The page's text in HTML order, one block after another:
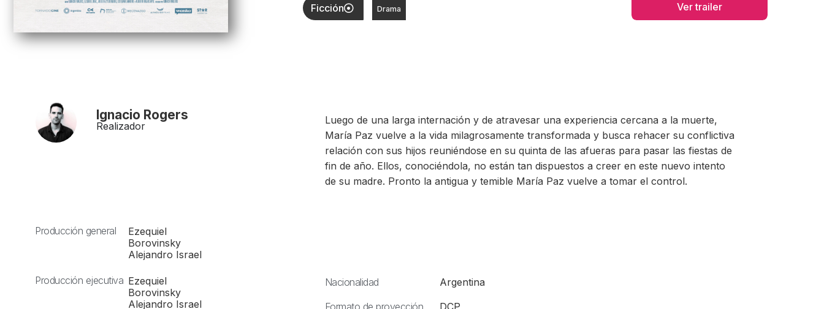
Ficción Drama Ver trailer
Ignacio Rogers
Realizador
Producción general
Ezequiel
Borovinsky
Alejandro Israel
Producción ejecutiva Ezequiel
Borovinsky
Alejandro Israel
Luego de una larga internación y de atravesar una experiencia cercana a la muerte,
María Paz vuelve a la vida milagrosamente transformada y busca rehacer su conflictiva
relación con sus hijos reuniéndose en su quinta de las afueras para pasar las fiestas de
fin de año. Ellos, conociéndola, no están tan dispuestos a creer en este nuevo intento
de su madre. Pronto la antigua y temible María Paz vuelve a tomar el control.
Nacionalidad
Argentina
Formato de proyección
DCP